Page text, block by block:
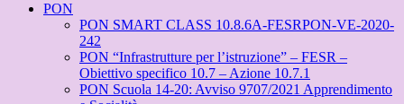
PON
PON SMART CLASS 10.8.6A-FESRPON-VE-2020-
242
PON “Infrastrutture per l’istruzione” – FESR –
Obiettivo specifico 10.7 – Azione 10.7.1
PON Scuola 14-20: Avviso 9707/2021 Apprendimento